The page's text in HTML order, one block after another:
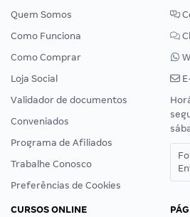
Quem Somos
Como Funciona
Como Comprar
Loja Social
Validador de documentos
Conveniados
Programa de Afiliados
Trabalhe Conosco
Preferências de Cookies
CURSOS ONLINE